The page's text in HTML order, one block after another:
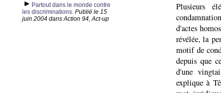
Partout dans le monde contre
les discriminations. Publié le 15
juin 2004 dans Action 94, Act-up
Plusieurs
d'actes
révélée, la
motif de
depuis que
d'une
explique à